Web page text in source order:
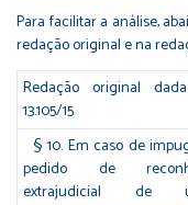
Para facilitar a análise,
redação original e na
Redação original
13.105/15
§ 10. Em caso de
pedido de
extrajudicial de